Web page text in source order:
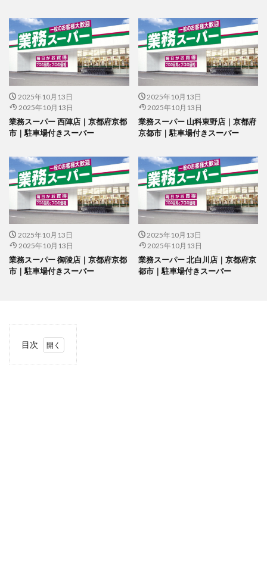
2025年10月13日
2025年10月13日
業務スーパー 西陣店｜京都府京都
市｜駐車場付きスーパー
2025年10月13日
2025年10月13日
業務スーパー 山科東野店｜京都府
京都市｜駐車場付きスーパー
2025年10月13日
2025年10月13日
業務スーパー 御陵店｜京都府京都
市｜駐車場付きスーパー
2025年10月13日
2025年10月13日
業務スーパー 北白川店｜京都府京
都市｜駐車場付きスーパー
目次